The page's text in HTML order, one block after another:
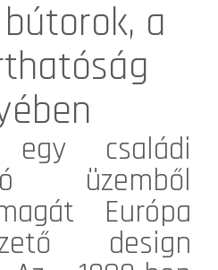
a
egy családi
üzemből
Európa
design